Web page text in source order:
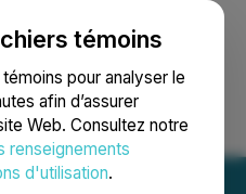
témoins
pour analyser le
afin d’assurer
Web. Consultez notre
renseignements
d'utilisation.
Recherche English